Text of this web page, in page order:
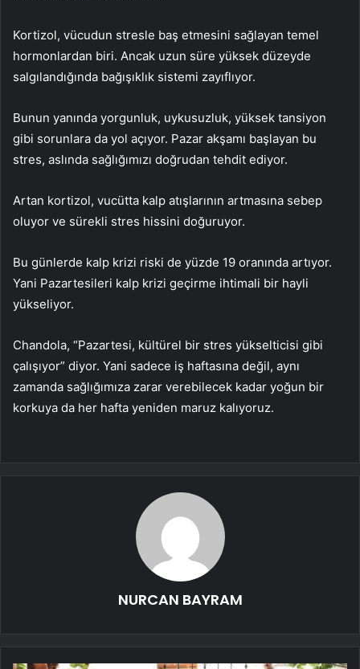
Kortizol, vücudun stresle baş etmesini sağlayan temel
hormonlardan biri. Ancak uzun süre yüksek düzeyde
salgılandığında bağışıklık sistemi zayıflıyor.
Bunun yanında yorgunluk, uykusuzluk, yüksek tansiyon
gibi sorunlara da yol açıyor. Pazar akşamı başlayan bu
stres, aslında sağlığımızı doğrudan tehdit ediyor.
Artan kortizol, vucütta kalp atışlarının artmasına sebep
oluyor ve sürekli stres hissini doğuruyor.
Bu günlerde kalp krizi riski de yüzde 19 oranında artıyor.
Yani Pazartesileri kalp krizi geçirme ihtimali bir hayli
yükseliyor.
Chandola, “Pazartesi, kültürel bir stres yükselticisi gibi
çalışıyor” diyor. Yani sadece iş haftasına değil, aynı
zamanda sağlığımıza zarar verebilecek kadar yoğun bir
korkuya da her hafta yeniden maruz kalıyoruz.
NURCAN BAYRAM